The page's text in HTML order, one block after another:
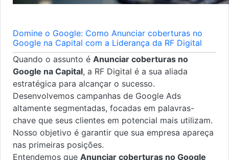
Domine o Google: Como Anunciar coberturas no
Google na Capital com a Liderança da RF Digital
Quando o assunto é Anunciar coberturas no
Google na Capital, a RF Digital é a sua aliada
estratégica para alcançar o sucesso.
Desenvolvemos campanhas de Google Ads
altamente segmentadas, focadas em palavras-
chave que seus clientes em potencial mais utilizam.
Nosso objetivo é garantir que sua empresa apareça
nas primeiras posições.
Entendemos que Anunciar coberturas no Google